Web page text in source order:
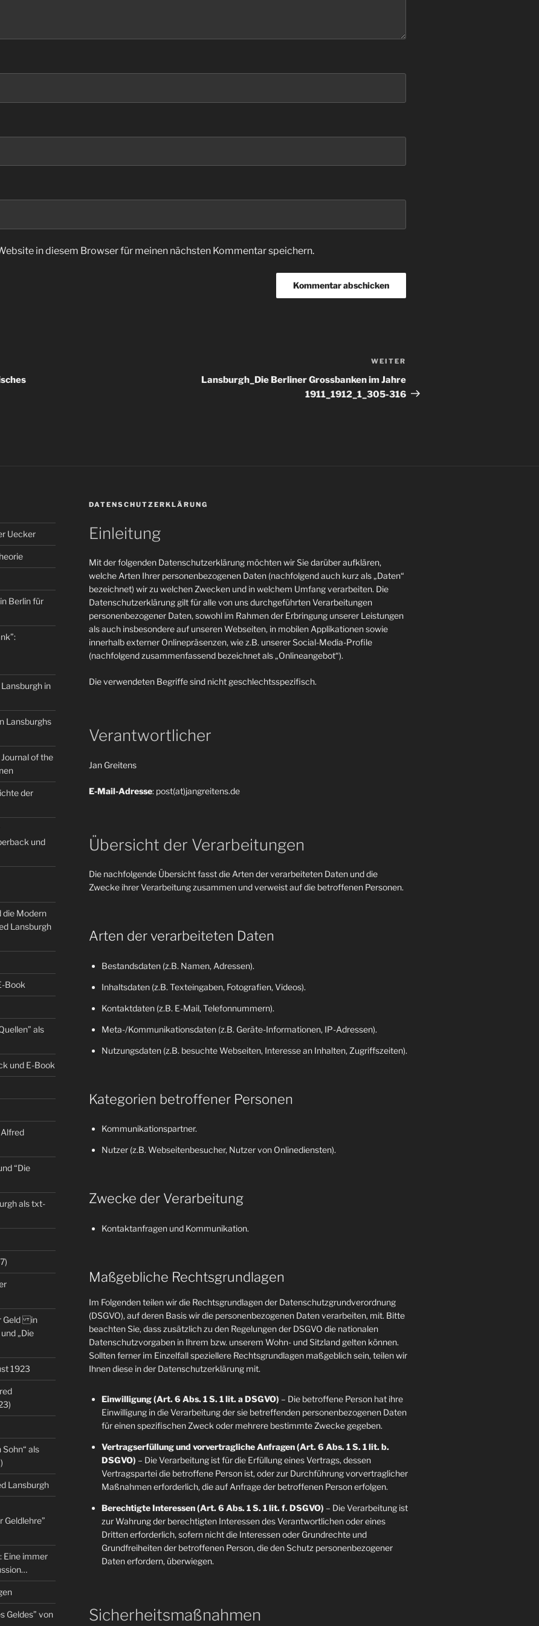
in diesem Browser für meinen nächsten Kommentar speichern.
Beitrag
WEITER
Lansburgh_Die Berliner Grossbanken im Jahre
1911_1912_1_305-316
Uecker
Berlin für
in
Lansburghs
of the
der
und
die Modern
Lansburgh
Book
als
und E-Book
“Die
als txt-
Geld in
„Die
1923
als
Lansburgh
Geldlehre”
Eine immer
Geldes” von
DATENSCHUTZERKLÄRUNG
Einleitung
Mit der folgenden Datenschutzerklärung möchten wir Sie darüber aufklären,
welche Arten Ihrer personenbezogenen Daten (nachfolgend auch kurz als „Daten“
bezeichnet) wir zu welchen Zwecken und in welchem Umfang verarbeiten. Die
Datenschutzerklärung gilt für alle von uns durchgeführten Verarbeitungen
personenbezogener Daten, sowohl im Rahmen der Erbringung unserer Leistungen
als auch insbesondere auf unseren Webseiten, in mobilen Applikationen sowie
innerhalb externer Onlinepräsenzen, wie z.B. unserer Social-Media-Profile
(nachfolgend zusammenfassend bezeichnet als „Onlineangebot“).
Die verwendeten Begriffe sind nicht geschlechtsspezifisch.
Verantwortlicher
Jan Greitens
E-Mail-Adresse: post(at)jangreitens.de
Übersicht der Verarbeitungen
Die nachfolgende Übersicht fasst die Arten der verarbeiteten Daten und die
Zwecke ihrer Verarbeitung zusammen und verweist auf die betroffenen Personen.
Arten der verarbeiteten Daten
Bestandsdaten (z.B. Namen, Adressen).
Inhaltsdaten (z.B. Texteingaben, Fotografien, Videos).
Kontaktdaten (z.B. E-Mail, Telefonnummern).
Meta-/Kommunikationsdaten (z.B. Geräte-Informationen, IP-Adressen).
Nutzungsdaten (z.B. besuchte Webseiten, Interesse an Inhalten, Zugriffszeiten).
Kategorien betroffener Personen
Kommunikationspartner.
Nutzer (z.B. Webseitenbesucher, Nutzer von Onlinediensten).
Zwecke der Verarbeitung
Kontaktanfragen und Kommunikation.
Maßgebliche Rechtsgrundlagen
Im Folgenden teilen wir die Rechtsgrundlagen der Datenschutzgrundverordnung
(DSGVO), auf deren Basis wir die personenbezogenen Daten verarbeiten, mit. Bitte
beachten Sie, dass zusätzlich zu den Regelungen der DSGVO die nationalen
Datenschutzvorgaben in Ihrem bzw. unserem Wohn- und Sitzland gelten können.
Sollten ferner im Einzelfall speziellere Rechtsgrundlagen maßgeblich sein, teilen wir
Ihnen diese in der Datenschutzerklärung mit.
Einwilligung (Art. 6 Abs. 1 S. 1 lit. a DSGVO) – Die betroffene Person hat ihre
Einwilligung in die Verarbeitung der sie betreffenden personenbezogenen Daten
für einen spezifischen Zweck oder mehrere bestimmte Zwecke gegeben.
Vertragserfüllung und vorvertragliche Anfragen (Art. 6 Abs. 1 S. 1 lit. b.
DSGVO) – Die Verarbeitung ist für die Erfüllung eines Vertrags, dessen
Vertragspartei die betroffene Person ist, oder zur Durchführung vorvertraglicher
Maßnahmen erforderlich, die auf Anfrage der betroffenen Person erfolgen.
Berechtigte Interessen (Art. 6 Abs. 1 S. 1 lit. f. DSGVO) – Die Verarbeitung ist
zur Wahrung der berechtigten Interessen des Verantwortlichen oder eines
Dritten erforderlich, sofern nicht die Interessen oder Grundrechte und
Grundfreiheiten der betroffenen Person, die den Schutz personenbezogener
Daten erfordern, überwiegen.
Sicherheitsmaßnahmen